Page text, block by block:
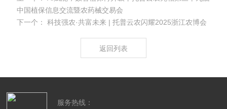
中国植保信息交流暨农药械交易会
下一个：
科技强农·共富未来 | 托普云农闪耀2025浙江农博会
返回列表
服务热线：